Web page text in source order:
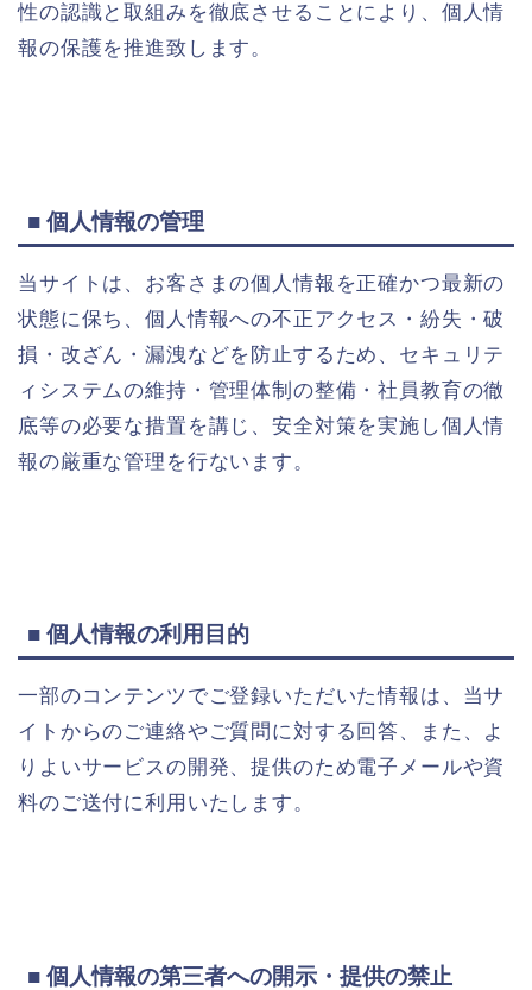
性の認識と取組みを徹底させることにより、個人情
報の保護を推進致します。
■ 個人情報の管理
当サイトは、お客さまの個人情報を正確かつ最新の
状態に保ち、個人情報への不正アクセス・紛失・破
損・改ざん・漏洩などを防止するため、セキュリテ
ィシステムの維持・管理体制の整備・社員教育の徹
底等の必要な措置を講じ、安全対策を実施し個人情
報の厳重な管理を行ないます。
■ 個人情報の利用目的
一部のコンテンツでご登録いただいた情報は、当サ
イトからのご連絡やご質問に対する回答、また、よ
りよいサービスの開発、提供のため電子メールや資
料のご送付に利用いたします。
■ 個人情報の第三者への開示・提供の禁止